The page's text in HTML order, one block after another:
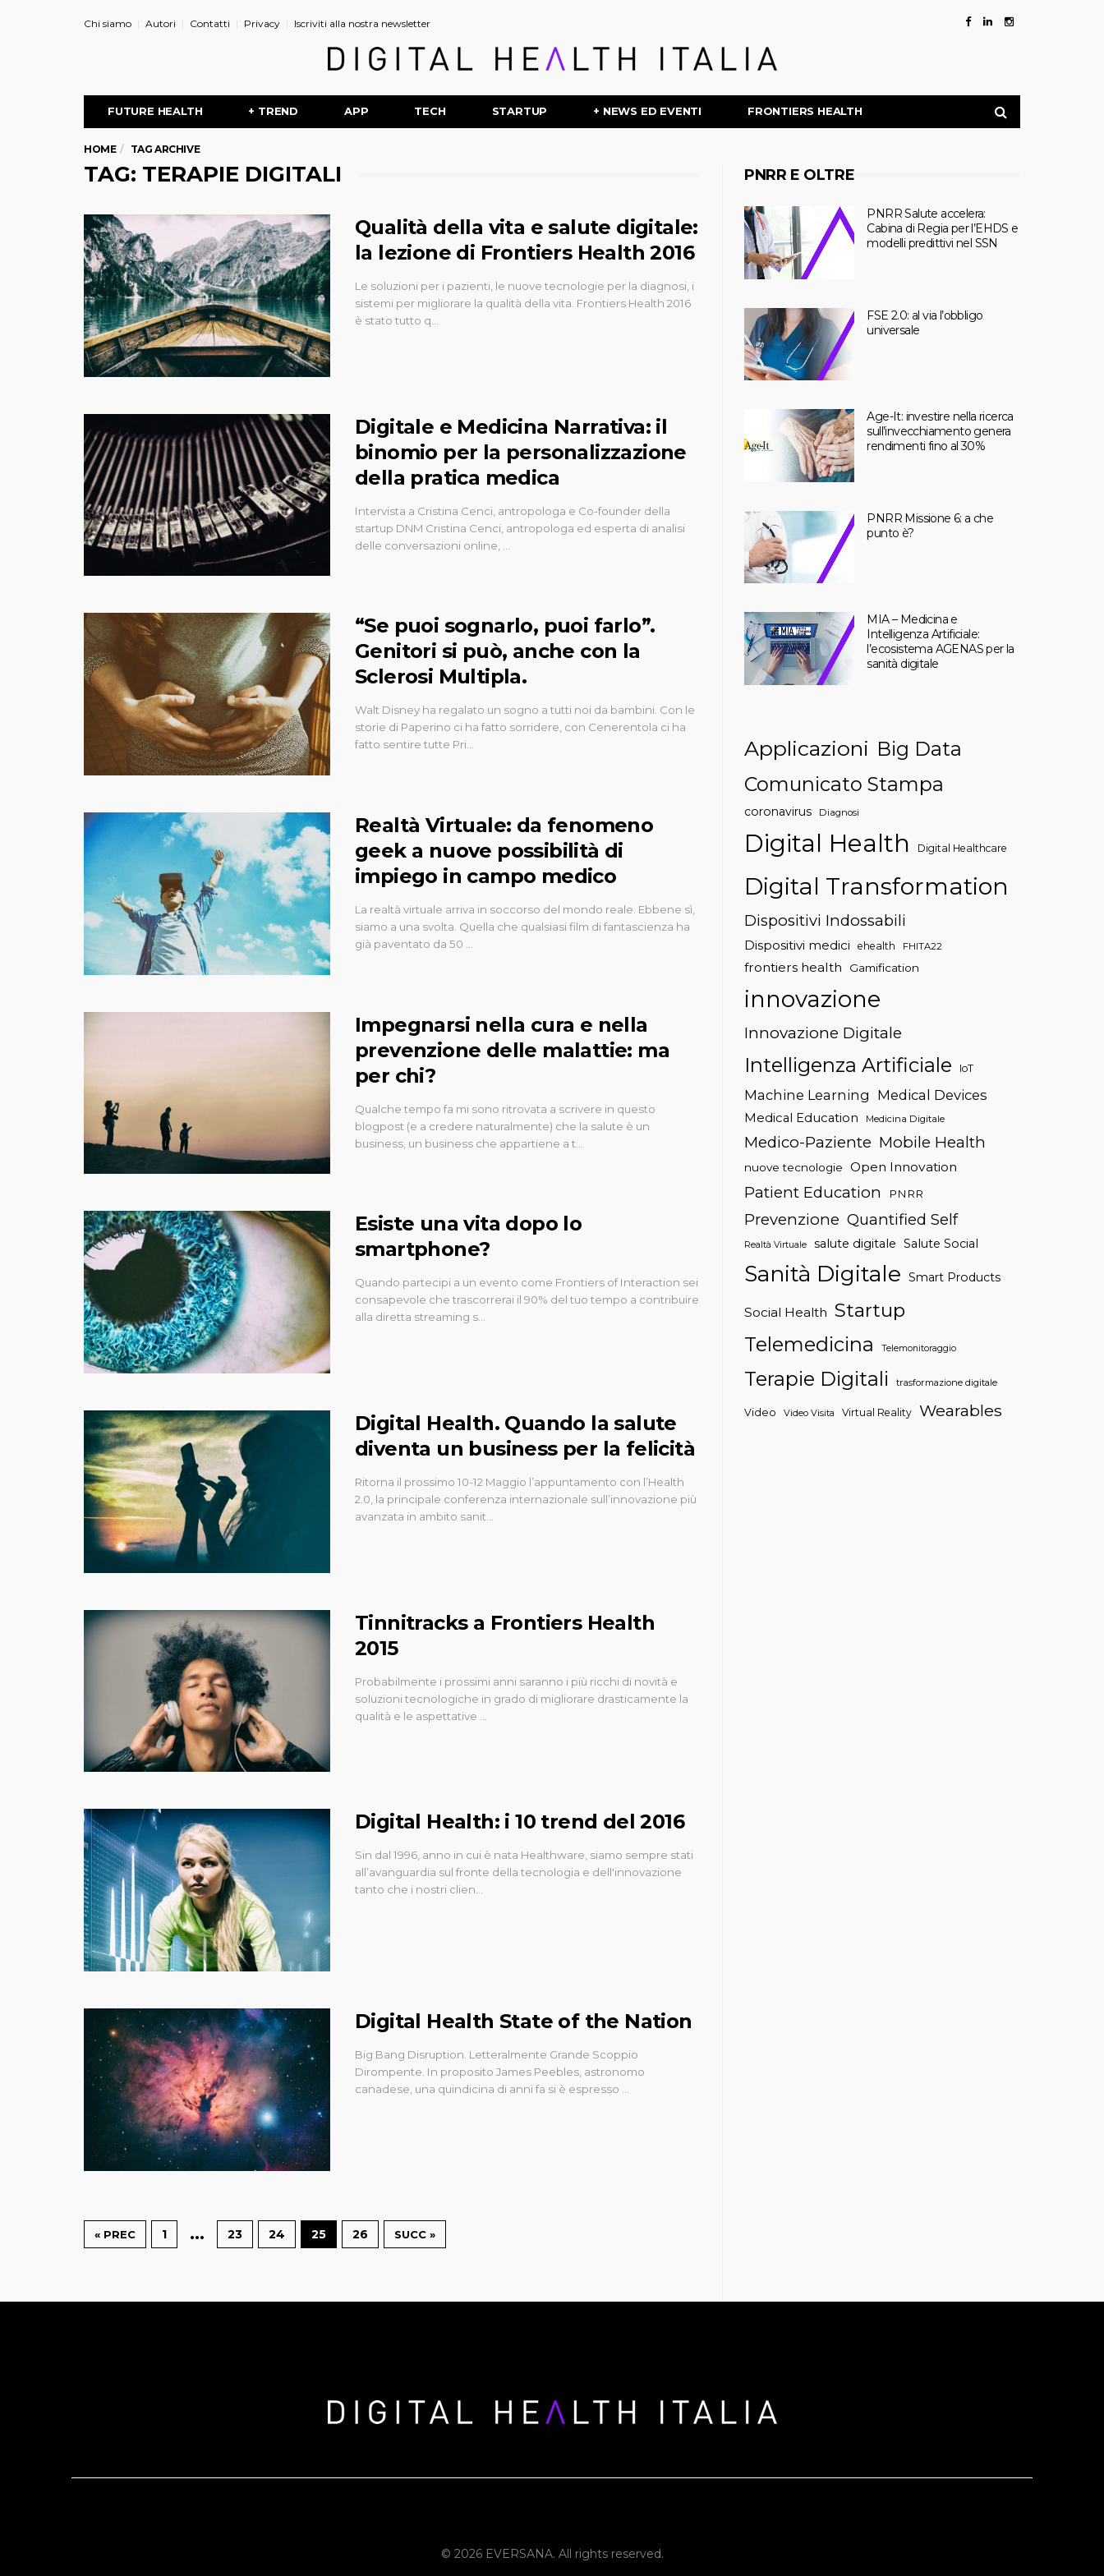
Chi siamo Autori Contatti Privacy Iscriviti alla nostra newsletter
FUTURE HEALTH + TREND APP TECH STARTUP + NEWS ED EVENTI FRONTIERS HEALTH
HOME TAG ARCHIVE
TAG: TERAPIE DIGITALI
Qualità della vita e salute digitale:
la lezione di Frontiers Health 2016
Le soluzioni per i pazienti, le nuove tecnologie per la diagnosi, i
sistemi per migliorare la qualità della vita. Frontiers Health 2016
è stato tutto q…
Digitale e Medicina Narrativa: il
binomio per la personalizzazione
della pratica medica
Intervista a Cristina Cenci, antropologa e Co-founder della
startup DNM Cristina Cenci, antropologa ed esperta di analisi
delle conversazioni online, …
“Se puoi sognarlo, puoi farlo”.
Genitori si può, anche con la
Sclerosi Multipla.
Walt Disney ha regalato un sogno a tutti noi da bambini. Con le
storie di Paperino ci ha fatto sorridere, con Cenerentola ci ha
fatto sentire tutte Pri…
Realtà Virtuale: da fenomeno
geek a nuove possibilità di
impiego in campo medico
La realtà virtuale arriva in soccorso del mondo reale. Ebbene sì,
siamo a una svolta. Quella che qualsiasi film di fantascienza ha
già paventato da 50 …
Impegnarsi nella cura e nella
prevenzione delle malattie: ma
per chi?
Qualche tempo fa mi sono ritrovata a scrivere in questo
blogpost (e a credere naturalmente) che la salute è un
business, un business che appartiene a t…
Esiste una vita dopo lo
smartphone?
Quando partecipi a un evento come Frontiers of Interaction sei
consapevole che trascorrerai il 90% del tuo tempo a contribuire
alla diretta streaming s…
Digital Health. Quando la salute
diventa un business per la felicità
Ritorna il prossimo 10-12 Maggio l’appuntamento con l’Health
2.0, la principale conferenza internazionale sull’innovazione più
avanzata in ambito sanit…
Tinnitracks a Frontiers Health
2015
Probabilmente i prossimi anni saranno i più ricchi di novità e
soluzioni tecnologiche in grado di migliorare drasticamente la
qualità e le aspettative …
Digital Health: i 10 trend del 2016
Sin dal 1996, anno in cui è nata Healthware, siamo sempre stati
all’avanguardia sul fronte della tecnologia e dell'innovazione
tanto che i nostri clien…
Digital Health State of the Nation
Big Bang Disruption. Letteralmente Grande Scoppio
Dirompente. In proposito James Peebles, astronomo
canadese, una quindicina di anni fa si è espresso …
« PREC 1 … 23 24 25 26 SUCC »
PNRR E OLTRE
PNRR Salute accelera:
Cabina di Regia per l’EHDS e
modelli predittivi nel SSN
FSE 2.0: al via l’obbligo
universale
Age-It: investire nella ricerca
sull’invecchiamento genera
rendimenti fino al 30%
PNRR Missione 6: a che
punto è?
MIA – Medicina e
Intelligenza Artificiale:
l’ecosistema AGENAS per la
sanità digitale
Applicazioni Big Data
Comunicato Stampa
coronavirus Diagnosi
Digital Health Digital Healthcare
Digital Transformation
Dispositivi Indossabili
Dispositivi medici ehealth FHITA22
frontiers health Gamification
innovazione
Innovazione Digitale
Intelligenza Artificiale IoT
Machine Learning Medical Devices
Medical Education Medicina Digitale
Medico-Paziente Mobile Health
nuove tecnologie Open Innovation
Patient Education PNRR
Prevenzione Quantified Self
Realtà Virtuale salute digitale Salute Social
Sanità Digitale Smart Products
Social Health Startup
Telemedicina Telemonitoraggio
Terapie Digitali trasformazione digitale
Video Video Visita Virtual Reality Wearables
© 2026 EVERSANA. All rights reserved.